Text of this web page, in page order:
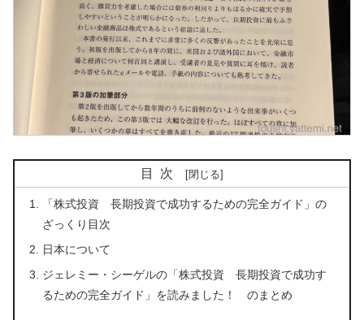
目次
「株式投資 長期投資で成功するための完全ガイド」の
ざっくり目次
日本について
ジェレミー・シーゲルの「株式投資 長期投資で成功す
るための完全ガイド」を読みました！ のまとめ